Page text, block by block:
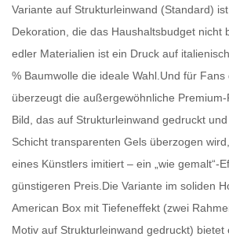
Variante auf Strukturleinwand (Standard)
Dekoration, die das Haushaltsbudget nicht
edler Materialien ist ein Druck auf
% Baumwolle die ideale Wahl.Und für
überzeugt die außergewöhnliche Premium-
Bild, das auf Strukturleinwand gedruckt
Schicht transparenten Gels überzogen
eines Künstlers imitiert – ein „wie gemalt“-
günstigeren Preis.Die Variante im soliden
American Box mit Tiefeneffekt (zwei
Motiv auf Strukturleinwand gedruckt) bietet